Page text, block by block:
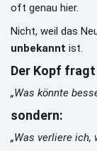
oft genau hier.
unbekannt ist.
Der Kopf
„Was könnte
sondern:
„Was verliere ich,